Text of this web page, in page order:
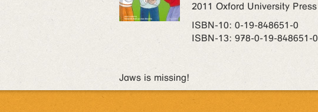
2011 Oxford University Press
ISBN‑10: 0-19-848651-0
ISBN‑13: 978-0-19-848651-0
Jaws is missing!